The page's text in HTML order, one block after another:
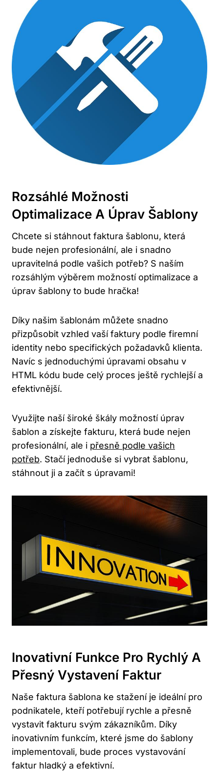
Rozsáhlé Možnosti
Optimalizace ⁢a Úprav Šablony
Chcete si stáhnout faktura ⁣šablonu, která
bude nejen ‌profesionální, ale i snadno
upravitelná podle vašich⁤ potřeb? S naším
rozsáhlým výběrem možností ⁣optimalizace ‌a
úprav šablony⁣ to bude hračka!
Díky našim šablonám můžete ‍snadno
přizpůsobit⁢ vzhled vaší faktury podle firemní
identity nebo specifických ⁣požadavků klienta.
Navíc s ⁣jednoduchými úpravami obsahu​ v
‌HTML kódu bude celý proces ještě rychlejší a
efektivnější.
Využijte naší široké škály možností úprav
šablon a získejte⁤ fakturu, která bude nejen
profesionální, ale i přesně podle vašich
potřeb. Stačí jednoduše si vybrat šablonu,
stáhnout ji a začít s úpravami!
Inovativní Funkce ⁤pro Rychlý ‍a​
Přesný Vystavení Faktur
Naše faktura šablona ‌ke stažení je ideální pro
podnikatele, kteří potřebují rychle a přesně
vystavit‍ fakturu svým zákazníkům. Díky
inovativním funkcím, které jsme do šablony​
implementovali, bude‍ proces vystavování
‌faktur hladký a efektivní.